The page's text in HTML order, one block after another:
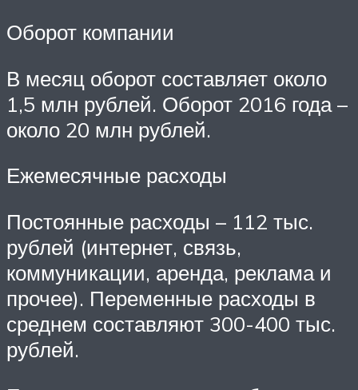
Оборот компании
В месяц оборот составляет около
1,5 млн рублей. Оборот 2016 года –
около 20 млн рублей.
Ежемесячные расходы
Постоянные расходы – 112 тыс.
рублей (интернет, связь,
коммуникации, аренда, реклама и
прочее). Переменные расходы в
среднем составляют 300-400 тыс.
рублей.